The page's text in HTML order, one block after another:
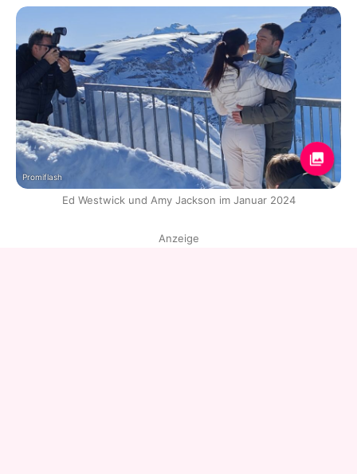
Promiflash
Ed Westwick und Amy Jackson im Januar 2024
Anzeige